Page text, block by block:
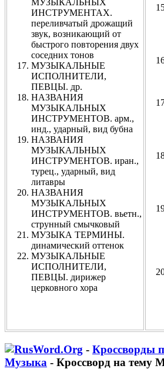
ИНСТРУМЕНТАХ.
переливчатый дрожащий
звук, возникающий от
быстрого повторения двух
соседних тонов
МУЗЫКАЛЬНЫЕ
ИСПОЛНИТЕЛИ,
ПЕВЦЫ. др.
НАЗВАНИЯ
МУЗЫКАЛЬНЫХ
ИНСТРУМЕНТОВ. арм.,
инд., ударный, вид бубна
НАЗВАНИЯ
МУЗЫКАЛЬНЫХ
ИНСТРУМЕНТОВ. иран.,
турец., ударный, вид
литавры
НАЗВАНИЯ
МУЗЫКАЛЬНЫХ
ИНСТРУМЕНТОВ. вьетн.,
струнный смычковый
МУЗЫКА ТЕРМИНЫ.
динамический оттенок
МУЗЫКАЛЬНЫЕ
ИСПОЛНИТЕЛИ,
ПЕВЦЫ. дирижер
церковного хора
- Кроссворды
Музыка - Кроссворд на тему